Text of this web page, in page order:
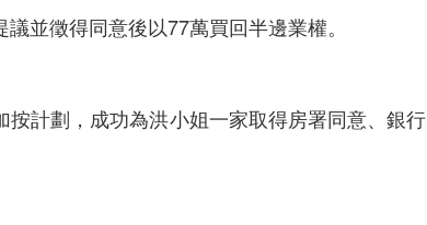
並徵得同意後以77萬買回半邊業權。
計劃，成功為洪小姐一家取得房署同意、銀行